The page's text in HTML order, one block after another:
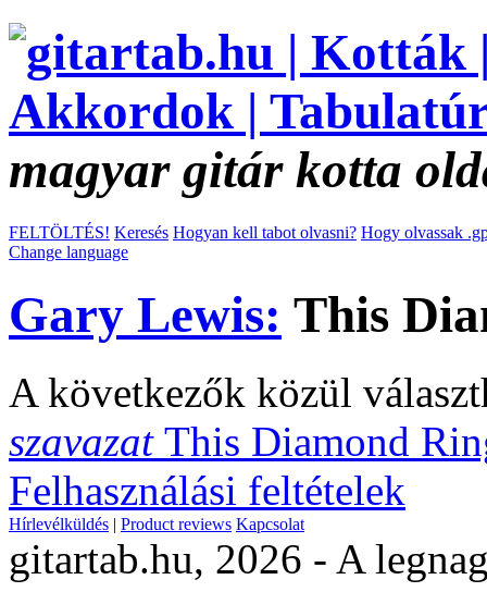
magyar gitár kotta
FELTÖLTÉS! Keresés Hogyan kell tabot olvasni? Hogy olvassak
Change language
Gary Lewis: This
A következők közül
szavazat This Diamond
Felhasználási feltételek
Hírlevélküldés | Product reviews Kapcsolat
gitartab.hu, 2026 - A